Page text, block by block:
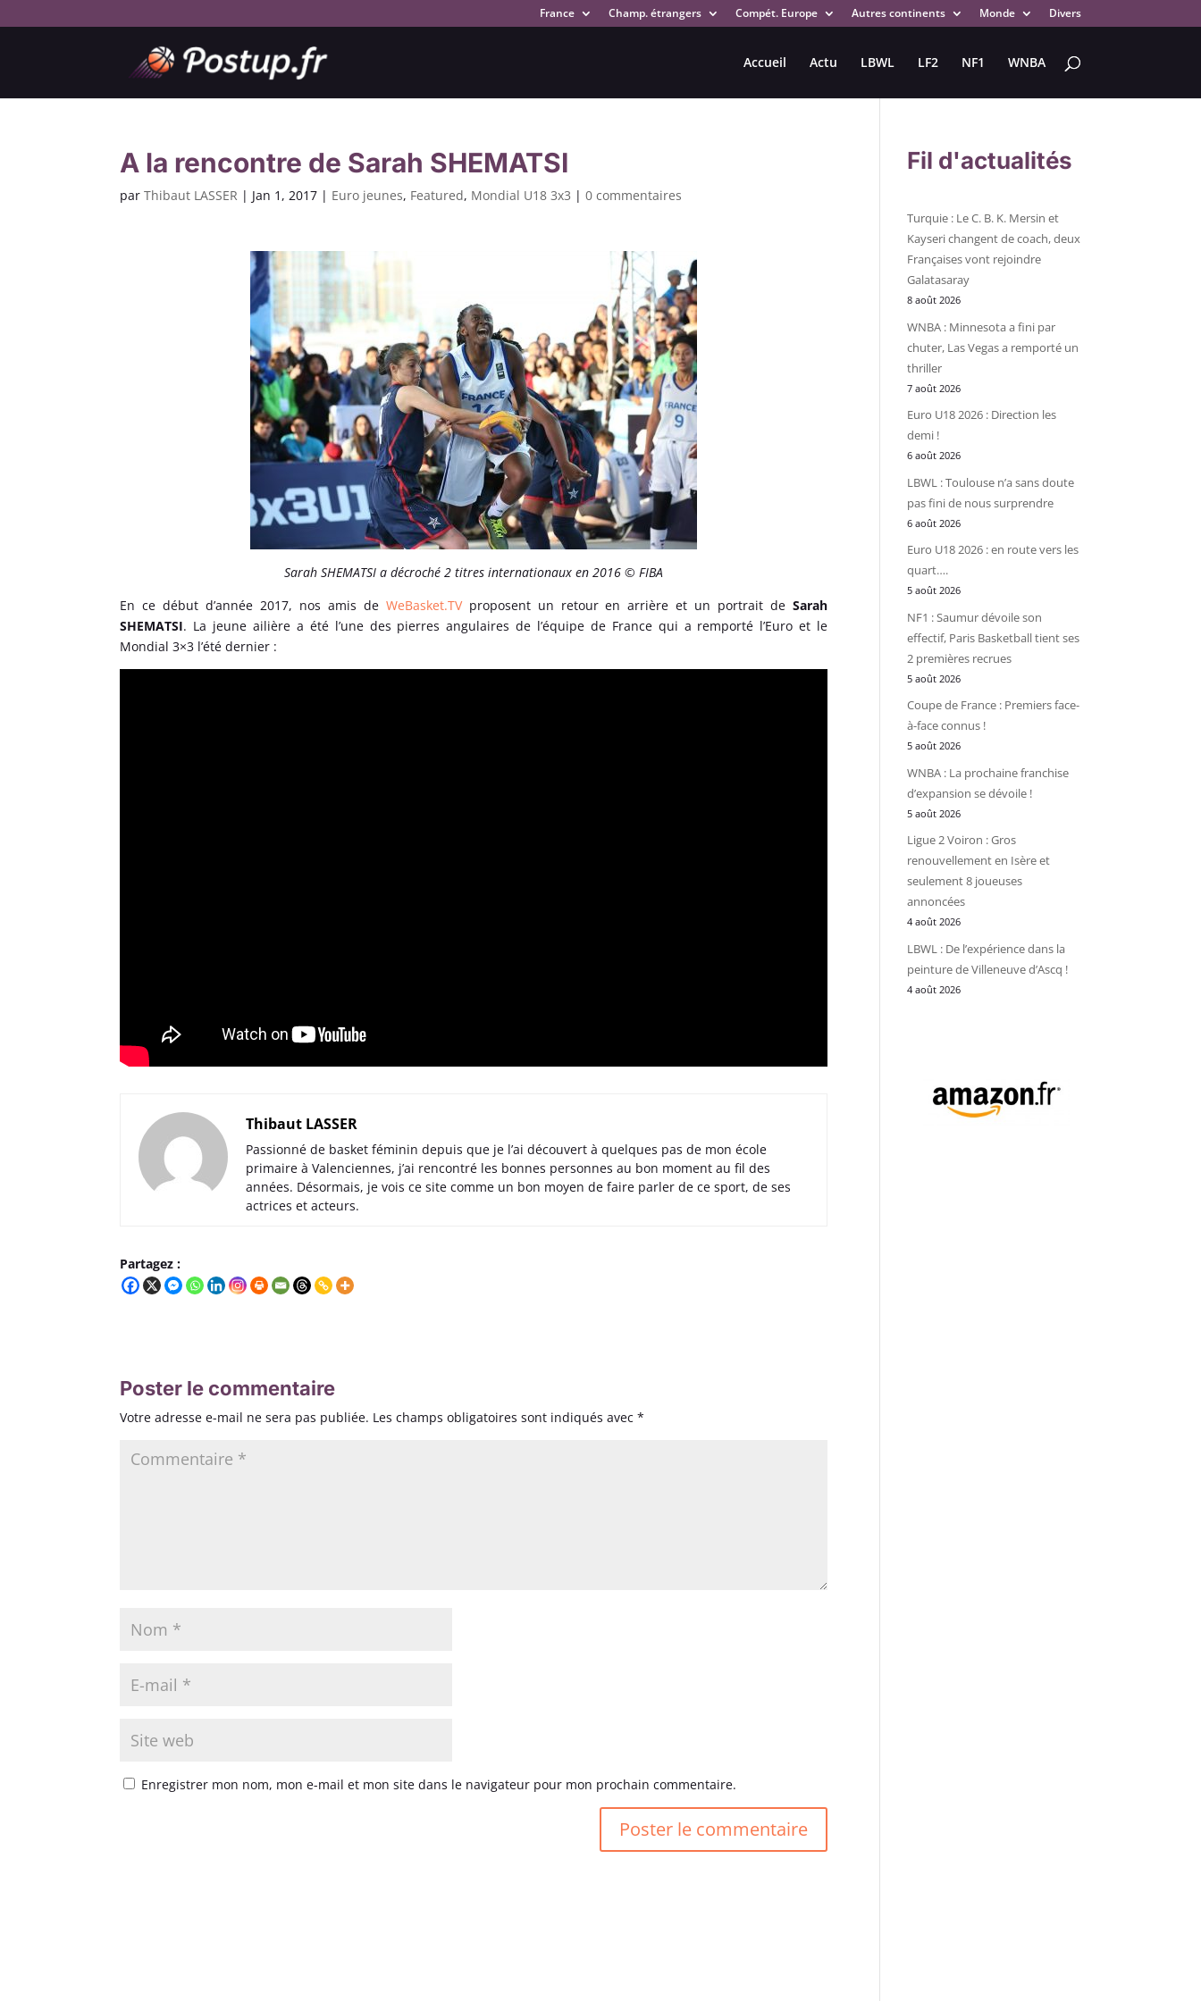
France Champ. étrangers Compét. Europe Autres continents Monde Divers
Accueil Actu LBWL LF2 NF1 WNBA
A la rencontre de Sarah SHEMATSI
parThibaut LASSER | Jan 1, 2017 | Euro jeunes, Featured, Mondial U18 3x3 |0 commentaires
Sarah SHEMATSI a décroché 2 titres internationaux en 2016 © FIBA
En ce début d’année 2017, nos amis de WeBasket.TVproposent un retour en arrière et un portrait deSarah
SHEMATSI. La jeune ailière a été l’une des pierres angulaires de l’équipe de France qui a remporté l’Euro et le
Mondial 3×3 l’été dernier :
Thibaut LASSER
Passionné de basket féminin depuis que je l’ai découvert à quelques pas de mon école
primaire à Valenciennes, j’ai rencontré les bonnes personnes au bon moment au fil des
années. Désormais, je vois ce site comme un bon moyen de faire parler de ce sport, de ses
actrices et acteurs.
Partagez :
Poster le commentaire
Votre adresse e-mail ne sera pas publiée. Les champs obligatoires sont indiqués avec*
Enregistrer mon nom, mon e-mail et mon site dans le navigateur pour mon prochain commentaire.
Fil d'actualités
Turquie : Le C. B. K. Mersin et
Kayseri changent de coach, deux
Françaises vont rejoindre
Galatasaray
8 août 2026
WNBA : Minnesota a fini par
chuter, Las Vegas a remporté un
thriller
7 août 2026
Euro U18 2026 : Direction les
demi !
6 août 2026
LBWL : Toulouse n’a sans doute
pas fini de nous surprendre
6 août 2026
Euro U18 2026 : en route vers les
quart….
5 août 2026
NF1 : Saumur dévoile son
effectif, Paris Basketball tient ses
2 premières recrues
5 août 2026
Coupe de France : Premiers face-
à-face connus !
5 août 2026
WNBA : La prochaine franchise
d’expansion se dévoile !
5 août 2026
Ligue 2 Voiron : Gros
renouvellement en Isère et
seulement 8 joueuses
annoncées
4 août 2026
LBWL : De l’expérience dans la
peinture de Villeneuve d’Ascq !
4 août 2026